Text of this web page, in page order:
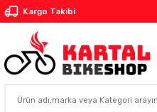
Kargo Takibi